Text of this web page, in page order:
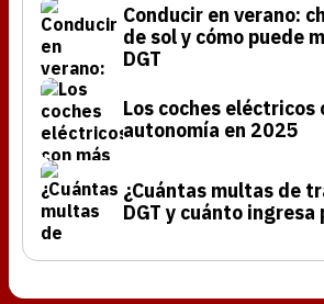
Conducir en verano:
de sol y cómo puede
DGT
Los coches eléctricos
autonomía en 2025
¿Cuántas multas de
DGT y cuánto ingresa